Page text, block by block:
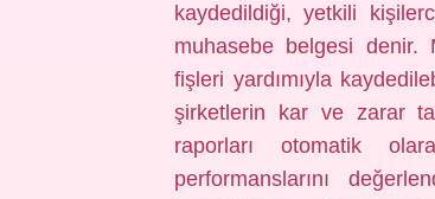
kaydedildiği, yetkili
muhasebe belgesi denir.
fişleri yardımıyla
şirketlerin kar ve zarar
raporları otomatik
performanslarını